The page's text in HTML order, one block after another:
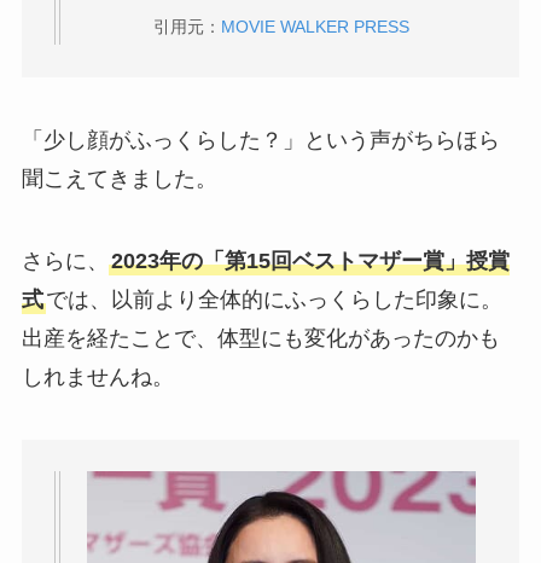
引用元： MOVIE WALKER PRESS
「少し顔がふっくらした？」という声がちらほら
聞こえてきました。
さらに、 2023年の「第15回ベストマザー賞」授賞
式では、以前より全体的にふっくらした印象に。
出産を経たことで、体型にも変化があったのかも
しれませんね。